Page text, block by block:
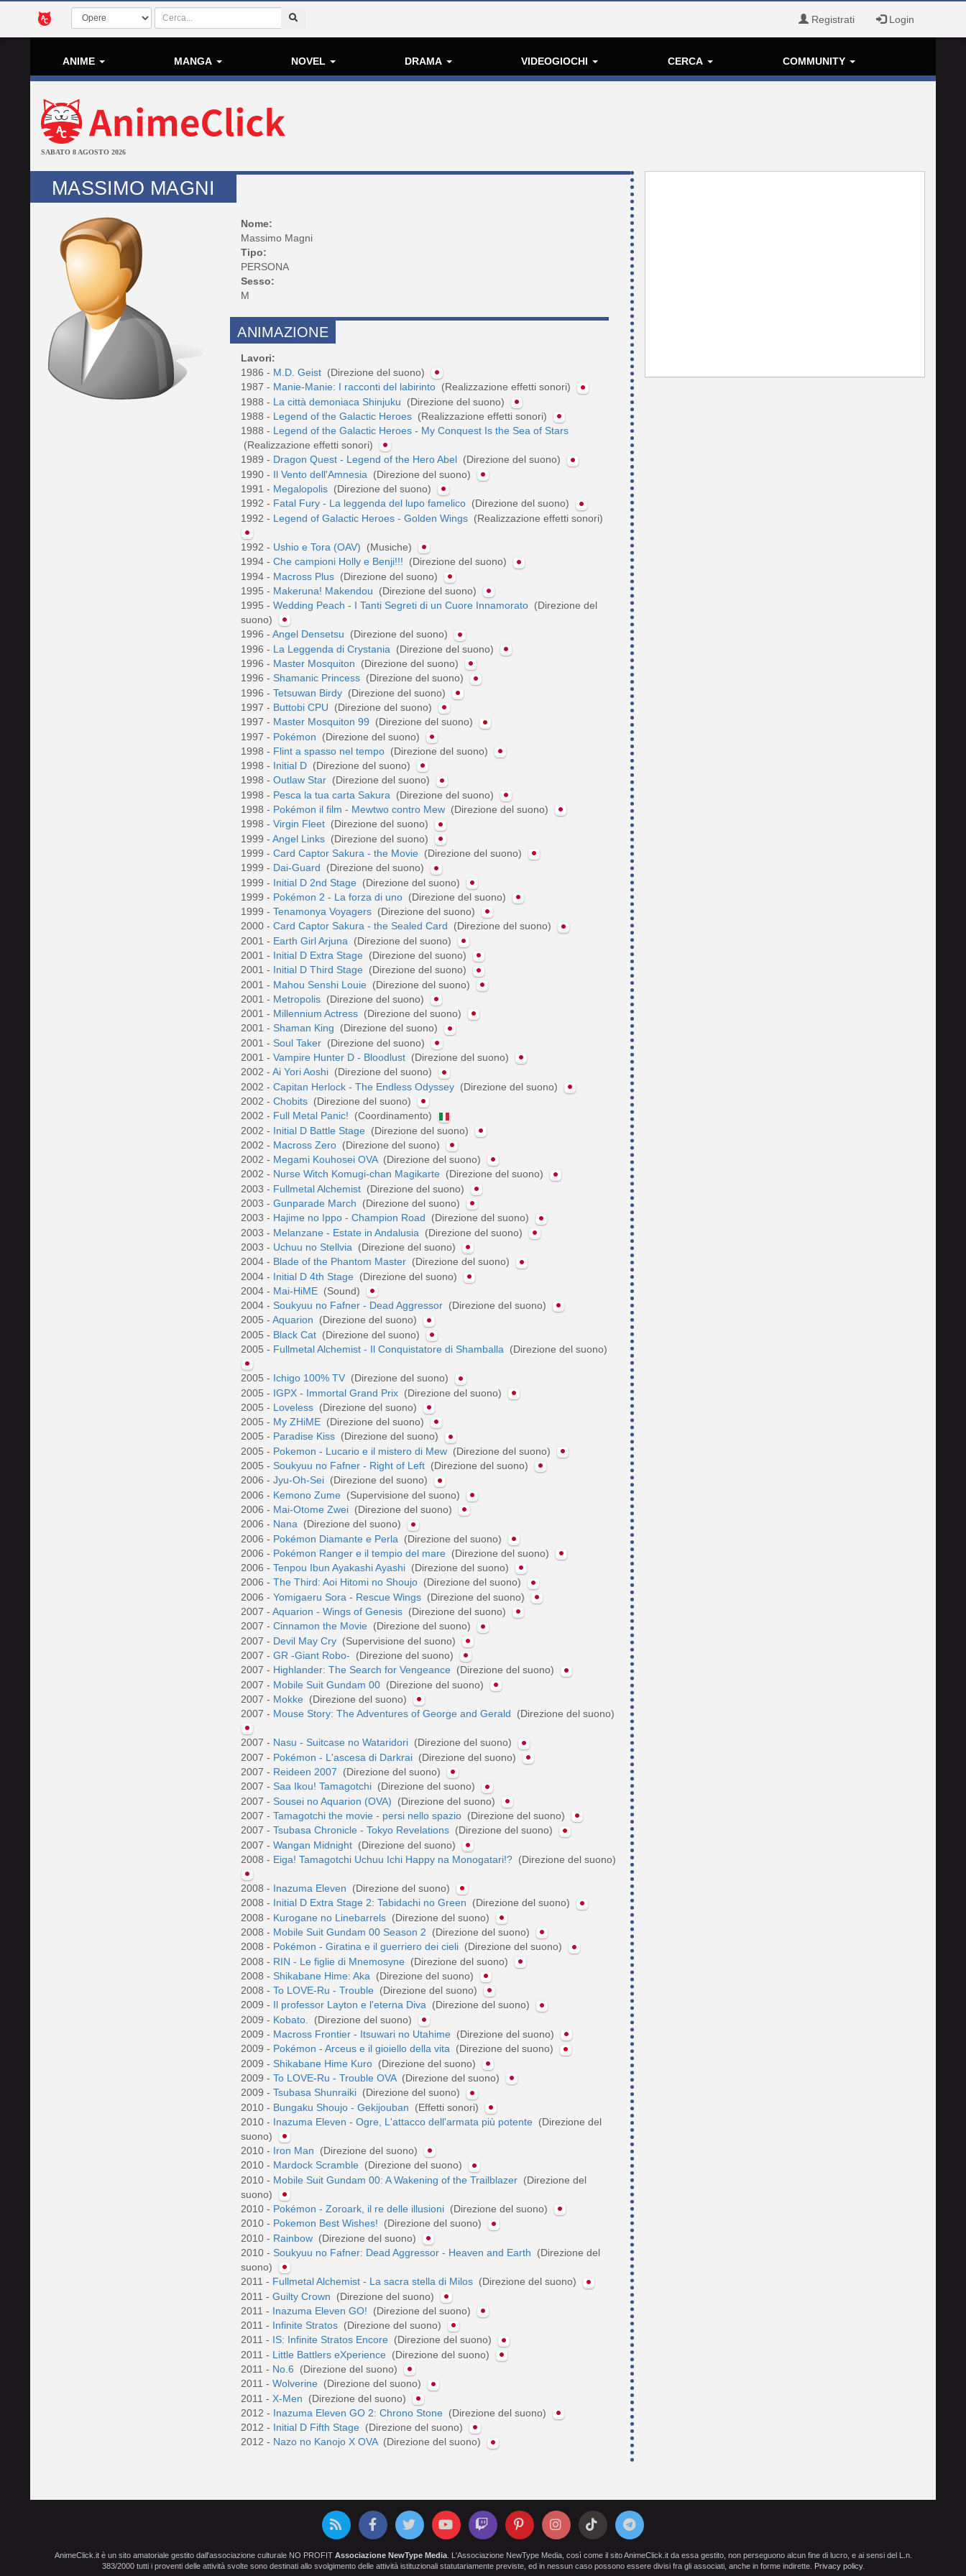
Registrati Login
ANIME MANGA NOVEL DRAMA VIDEOGIOCHI CERCA COMMUNITY
SABATO 8 AGOSTO 2026
MASSIMO MAGNI
Nome:
Massimo Magni
Tipo:
PERSONA
Sesso:
M
ANIMAZIONE
Lavori:
1986 - M.D. Geist (Direzione del suono)
1987 - Manie-Manie: I racconti del labirinto (Realizzazione effetti sonori)
1988 - La città demoniaca Shinjuku
(Direzione del suono)
1988 - Legend of the Galactic Heroes (Realizzazione effetti sonori)
1988 - Legend of the Galactic Heroes - My Conquest Is the Sea of Stars
(Realizzazione effetti sonori)
1989 - Dragon Quest - Legend of the Hero Abel (Direzione del suono)
1990 - Il Vento dell'Amnesia
(Direzione del suono)
1991 - Megalopolis (Direzione del suono)
1992 - Fatal Fury - La leggenda del lupo famelico (Direzione del suono)
1992 - Legend of Galactic Heroes - Golden Wings (Realizzazione effetti sonori)
1992 - Ushio e Tora (OAV)
(Musiche)
1994 -Che campioni Holly e Benji!!!
(Direzione del suono)
1994 - Macross Plus (Direzione del suono)
1995 - Makeruna! Makendou
(Direzione del suono)
1995 -Wedding Peach - I Tanti Segreti di un Cuore Innamorato (Direzione del
suono)
1996 -Angel Densetsu
(Direzione del suono)
1996 - La Leggenda di Crystania
(Direzione del suono)
1996 - Master Mosquiton
(Direzione del suono)
1996 - Shamanic Princess (Direzione del suono)
1996 -Tetsuwan Birdy (Direzione del suono)
1997 - Buttobi CPU
(Direzione del suono)
1997 - Master Mosquiton 99
(Direzione del suono)
1997 - Pokémon
(Direzione del suono)
1998 - Flint a spasso nel tempo (Direzione del suono)
1998 - Initial D (Direzione del suono)
1998 -Outlaw Star (Direzione del suono)
1998 - Pesca la tua carta Sakura
(Direzione del suono)
1998 - Pokémon il film - Mewtwo contro Mew (Direzione del suono)
1998 -Virgin Fleet (Direzione del suono)
1999 -Angel Links (Direzione del suono)
1999 -Card Captor Sakura - the Movie (Direzione del suono)
1999 - Dai-Guard
(Direzione del suono)
1999 - Initial D 2nd Stage (Direzione del suono)
1999 - Pokémon 2 - La forza di uno (Direzione del suono)
1999 -Tenamonya Voyagers (Direzione del suono)
2000 -Card Captor Sakura - the Sealed Card
(Direzione del suono)
2001 - Earth Girl Arjuna
(Direzione del suono)
2001 - Initial D Extra Stage (Direzione del suono)
2001 - Initial D Third Stage (Direzione del suono)
2001 - Mahou Senshi Louie (Direzione del suono)
2001 - Metropolis (Direzione del suono)
2001 - Millennium Actress (Direzione del suono)
2001 - Shaman King
(Direzione del suono)
2001 - Soul Taker (Direzione del suono)
2001 -Vampire Hunter D - Bloodlust (Direzione del suono)
2002 -Ai Yori Aoshi (Direzione del suono)
2002 -Capitan Herlock - The Endless Odyssey (Direzione del suono)
2002 -Chobits (Direzione del suono)
2002 - Full Metal Panic!
(Coordinamento)
2002 - Initial D Battle Stage (Direzione del suono)
2002 - Macross Zero (Direzione del suono)
2002 - Megami Kouhosei OVA (Direzione del suono)
2002 - Nurse Witch Komugi-chan Magikarte (Direzione del suono)
2003 - Fullmetal Alchemist (Direzione del suono)
2003 -Gunparade March
(Direzione del suono)
2003 - Hajime no Ippo - Champion Road
(Direzione del suono)
2003 - Melanzane - Estate in Andalusia
(Direzione del suono)
2003 - Uchuu no Stellvia
(Direzione del suono)
2004 - Blade of the Phantom Master (Direzione del suono)
2004 - Initial D 4th Stage (Direzione del suono)
2004 - Mai-HiME (Sound)
2004 - Soukyuu no Fafner - Dead Aggressor (Direzione del suono)
2005 -Aquarion
(Direzione del suono)
2005 - Black Cat (Direzione del suono)
2005 - Fullmetal Alchemist - Il Conquistatore di Shamballa (Direzione del suono)
2005 - Ichigo 100% TV (Direzione del suono)
2005 - IGPX - Immortal Grand Prix (Direzione del suono)
2005 - Loveless (Direzione del suono)
2005 - My ZHiME (Direzione del suono)
2005 - Paradise Kiss (Direzione del suono)
2005 - Pokemon - Lucario e il mistero di Mew (Direzione del suono)
2005 - Soukyuu no Fafner - Right of Left (Direzione del suono)
2006 -Jyu-Oh-Sei (Direzione del suono)
2006 - Kemono Zume (Supervisione del suono)
2006 - Mai-Otome Zwei (Direzione del suono)
2006 - Nana (Direzione del suono)
2006 - Pokémon Diamante e Perla
(Direzione del suono)
2006 - Pokémon Ranger e il tempio del mare (Direzione del suono)
2006 -Tenpou Ibun Ayakashi Ayashi (Direzione del suono)
2006 -The Third: Aoi Hitomi no Shoujo (Direzione del suono)
2006 -Yomigaeru Sora - Rescue Wings (Direzione del suono)
2007 -Aquarion - Wings of Genesis (Direzione del suono)
2007 -Cinnamon the Movie (Direzione del suono)
2007 - Devil May Cry (Supervisione del suono)
2007 -GR -Giant Robo-
(Direzione del suono)
2007 - Highlander: The Search for Vengeance (Direzione del suono)
2007 - Mobile Suit Gundam 00 (Direzione del suono)
2007 - Mokke (Direzione del suono)
2007 - Mouse Story: The Adventures of George and Gerald (Direzione del suono)
2007 - Nasu - Suitcase no Wataridori (Direzione del suono)
2007 - Pokémon - L'ascesa di Darkrai (Direzione del suono)
2007 - Reideen 2007
(Direzione del suono)
2007 - Saa Ikou! Tamagotchi (Direzione del suono)
2007 - Sousei no Aquarion (OVA)
(Direzione del suono)
2007 -Tamagotchi the movie - persi nello spazio (Direzione del suono)
2007 -Tsubasa Chronicle - Tokyo Revelations (Direzione del suono)
2007 -Wangan Midnight (Direzione del suono)
2008 - Eiga! Tamagotchi Uchuu Ichi Happy na Monogatari!? (Direzione del suono)
2008 - Inazuma Eleven
(Direzione del suono)
2008 - Initial D Extra Stage 2: Tabidachi no Green
(Direzione del suono)
2008 - Kurogane no Linebarrels (Direzione del suono)
2008 - Mobile Suit Gundam 00 Season 2
(Direzione del suono)
2008 - Pokémon - Giratina e il guerriero dei cieli (Direzione del suono)
2008 - RIN - Le figlie di Mnemosyne (Direzione del suono)
2008 - Shikabane Hime: Aka
(Direzione del suono)
2008 -To LOVE-Ru - Trouble (Direzione del suono)
2009 - Il professor Layton e l'eterna Diva (Direzione del suono)
2009 - Kobato.
(Direzione del suono)
2009 - Macross Frontier - Itsuwari no Utahime (Direzione del suono)
2009 - Pokémon - Arceus e il gioiello della vita (Direzione del suono)
2009 - Shikabane Hime Kuro (Direzione del suono)
2009 -To LOVE-Ru - Trouble OVA (Direzione del suono)
2009 -Tsubasa Shunraiki (Direzione del suono)
2010 - Bungaku Shoujo - Gekijouban
(Effetti sonori)
2010 - Inazuma Eleven - Ogre, L'attacco dell'armata più potente (Direzione del
suono)
2010 - Iron Man
(Direzione del suono)
2010 - Mardock Scramble (Direzione del suono)
2010 - Mobile Suit Gundam 00: A Wakening of the Trailblazer (Direzione del
suono)
2010 - Pokémon - Zoroark, il re delle illusioni (Direzione del suono)
2010 - Pokemon Best Wishes!
(Direzione del suono)
2010 - Rainbow (Direzione del suono)
2010 - Soukyuu no Fafner: Dead Aggressor - Heaven and Earth
(Direzione del
suono)
2011 - Fullmetal Alchemist - La sacra stella di Milos (Direzione del suono)
2011 -Guilty Crown
(Direzione del suono)
2011 - Inazuma Eleven GO!
(Direzione del suono)
2011 - Infinite Stratos (Direzione del suono)
2011 - IS: Infinite Stratos Encore (Direzione del suono)
2011 - Little Battlers eXperience (Direzione del suono)
2011 - No.6
(Direzione del suono)
2011 -Wolverine (Direzione del suono)
2011 - X-Men
(Direzione del suono)
2012 - Inazuma Eleven GO 2: Chrono Stone (Direzione del suono)
2012 - Initial D Fifth Stage (Direzione del suono)
2012 - Nazo no Kanojo X OVA (Direzione del suono)
AnimeClick.it è un sito amatoriale gestito dall'associazione culturale NO PROFIT Associazione NewType Media. L'Associazione NewType Media, così come il sito AnimeClick.it da essa gestito, non perseguono alcun fine di lucro, e ai sensi del L.n.
383/2000 tutti i proventi delle attività svolte sono destinati allo svolgimento delle attività istituzionali statutariamente previste, ed in nessun caso possono essere divisi fra gli associati, anche in forme indirette. Privacy policy.